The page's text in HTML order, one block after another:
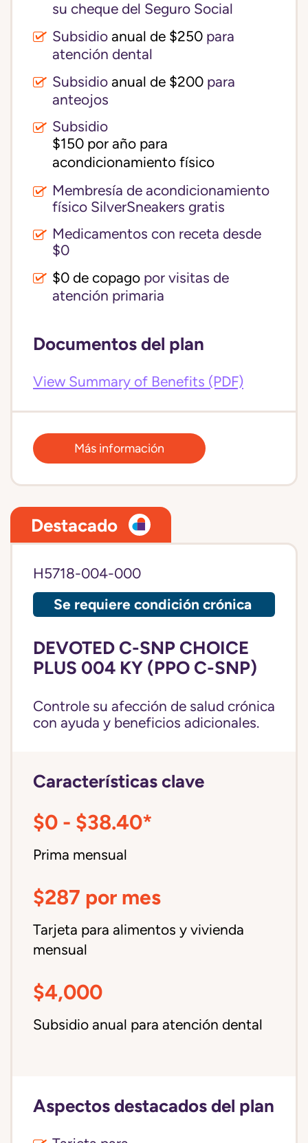
su cheque del Seguro Social
Subsidio anual de $250 para
atención dental
Subsidio anual de $200 para
anteojos
Subsidio
$150 por año para
acondicionamiento físico
Membresía de acondicionamiento
físico SilverSneakers gratis
Medicamentos con receta desde
$0
$0 de copago por visitas de
atención primaria
Documentos del plan
View Summary of Benefits (PDF)
Más información
Destacado
H5718-004-000
Se requiere condición crónica
DEVOTED C-SNP CHOICE
PLUS 004 KY (PPO C-SNP)
Controle su afección de salud crónica
con ayuda y beneficios adicionales.
Características clave
$0 - $38.40*
Prima mensual
$287 por mes
Tarjeta para alimentos y vivienda
mensual
$4,000
Subsidio anual para atención dental
Aspectos destacados del plan